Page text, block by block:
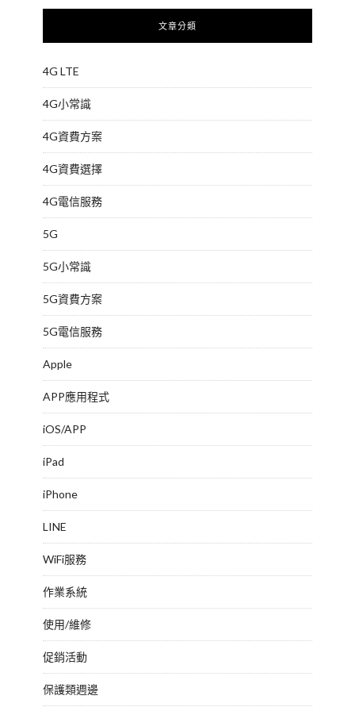
文章分類
4G LTE
4G小常識
4G資費方案
4G資費選擇
4G電信服務
5G
5G小常識
5G資費方案
5G電信服務
Apple
APP應用程式
iOS/APP
iPad
iPhone
LINE
WiFi服務
作業系統
使用/維修
促銷活動
保護類週邊